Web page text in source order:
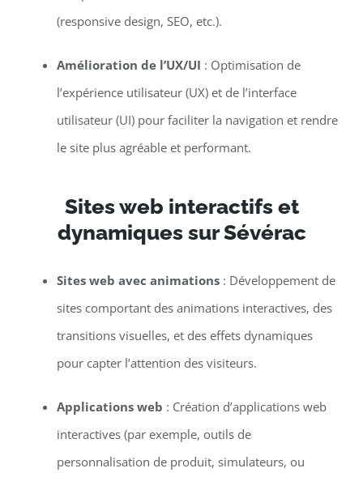
(responsive design, SEO, etc.).
Amélioration de l’UX/UI : Optimisation de
l’expérience utilisateur (UX) et de l’interface
utilisateur (UI) pour faciliter la navigation et rendre
le site plus agréable et performant.
Sites web interactifs et
dynamiques sur Sévérac
Sites web avec animations: Développement de
sites comportant des animations interactives, des
transitions visuelles, et des effets dynamiques
pour capter l’attention des visiteurs.
Applications web : Création d’applications web
interactives (par exemple, outils de
personnalisation de produit, simulateurs, ou